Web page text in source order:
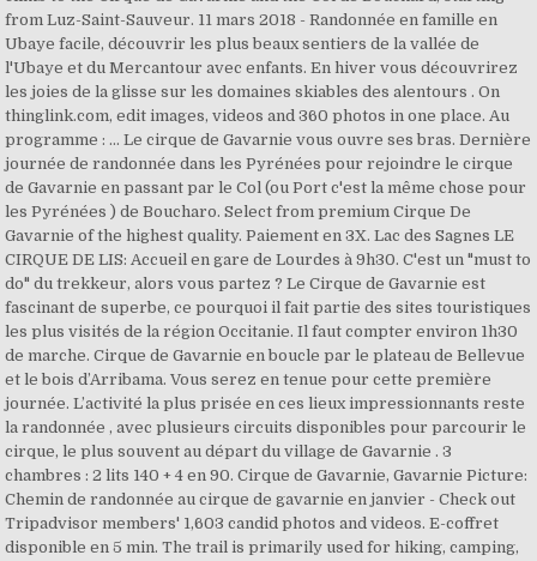
from Luz-Saint-Sauveur. 11 mars 2018 - Randonnée en famille en
Ubaye facile, découvrir les plus beaux sentiers de la vallée de
l'Ubaye et du Mercantour avec enfants. En hiver vous découvrirez
les joies de la glisse sur les domaines skiables des alentours . On
thinglink.com, edit images, videos and 360 photos in one place. Au
programme : … Le cirque de Gavarnie vous ouvre ses bras. Dernière
journée de randonnée dans les Pyrénées pour rejoindre le cirque
de Gavarnie en passant par le Col (ou Port c'est la même chose pour
les Pyrénées ) de Boucharo. Select from premium Cirque De
Gavarnie of the highest quality. Paiement en 3X. Lac des Sagnes LE
CIRQUE DE LIS: Accueil en gare de Lourdes à 9h30. C'est un "must to
do" du trekkeur, alors vous partez ? Le Cirque de Gavarnie est
fascinant de superbe, ce pourquoi il fait partie des sites touristiques
les plus visités de la région Occitanie. Il faut compter environ 1h30
de marche. Cirque de Gavarnie en boucle par le plateau de Bellevue
et le bois d’Arribama. Vous serez en tenue pour cette première
journée. L’activité la plus prisée en ces lieux impressionnants reste
la randonnée , avec plusieurs circuits disponibles pour parcourir le
cirque, le plus souvent au départ du village de Gavarnie . 3
chambres : 2 lits 140 + 4 en 90. Cirque de Gavarnie, Gavarnie Picture:
Chemin de randonnée au cirque de gavarnie en janvier - Check out
Tripadvisor members' 1,603 candid photos and videos. E-coffret
disponible en 5 min. The trail is primarily used for hiking, camping,